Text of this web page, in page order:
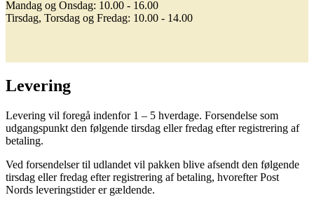
Mandag og Onsdag: 10.00 - 16.00
Tirsdag, Torsdag og Fredag: 10.00 - 14.00
Levering
Levering vil foregå indenfor 1 – 5 hverdage. Forsendelse som
udgangspunkt den følgende tirsdag eller fredag efter registrering af
betaling.
Ved forsendelser til udlandet vil pakken blive afsendt den følgende
tirsdag eller fredag efter registrering af betaling, hvorefter Post
Nords leveringstider er gældende.